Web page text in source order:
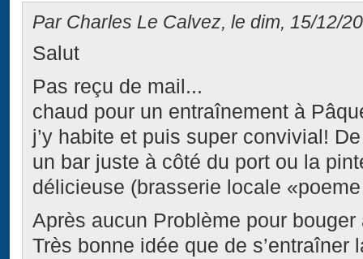
Par Charles Le Calvez, le dim, 15/12/
Salut
Pas reçu de mail...
chaud pour un entraînement à
j’y habite et puis super convivial!
un bar juste à côté du port ou la
délicieuse (brasserie locale
Après aucun Problème pour bouger
Très bonne idée que de s’entraîner